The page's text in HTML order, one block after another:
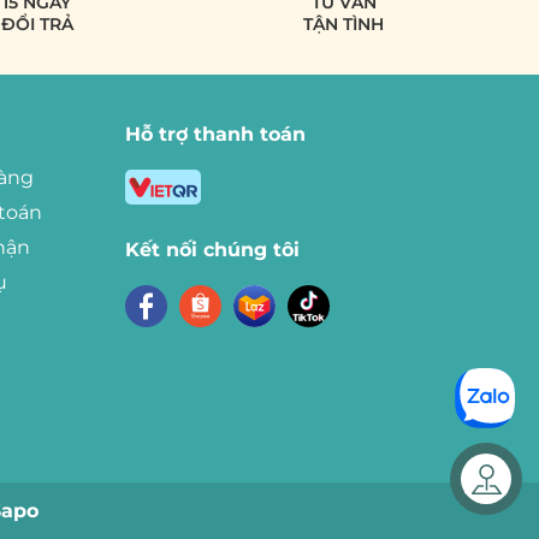
ĐỔI TRẢ
TẬN TÌNH
Hỗ trợ thanh toán
Kết nối chúng tôi
Liên hệ